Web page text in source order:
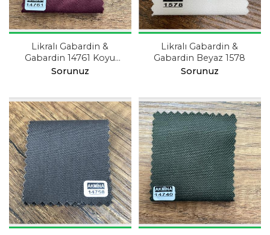
Likralı Gabardin &
Gabardin 14761 Koyu
Kiremit
Sorunuz
Likralı Gabardin &
Gabardin Beyaz 1578
Sorunuz